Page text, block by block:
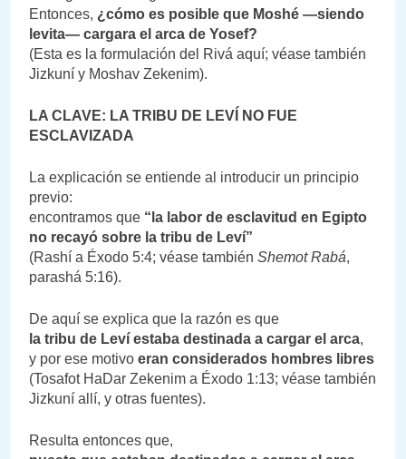
Entonces, ¿cómo es posible que Moshé —siendo
levita— cargara el arca de Yosef?
(Esta es la formulación del Rivá aquí; véase también
Jizkuní y Moshav Zekenim).
LA CLAVE: LA TRIBU DE LEVÍ NO FUE
ESCLAVIZADA
La explicación se entiende al introducir un principio
previo:
encontramos que “la labor de esclavitud en Egipto
no recayó sobre la tribu de Leví”
(Rashí a Éxodo 5:4; véase también Shemot Rabá,
parashá 5:16).
De aquí se explica que la razón es que
la tribu de Leví estaba destinada a cargar el arca,
y por ese motivo eran considerados hombres libres
(Tosafot HaDar Zekenim a Éxodo 1:13; véase también
Jizkuní allí, y otras fuentes).
Resulta entonces que,